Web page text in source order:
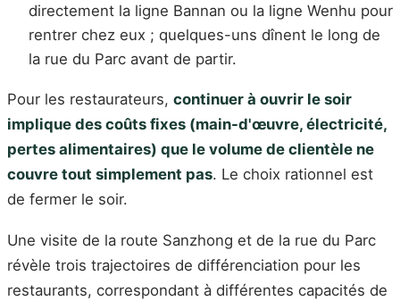
directement la ligne Bannan ou la ligne Wenhu pour
rentrer chez eux ; quelques-uns dînent le long de
la rue du Parc avant de partir.
Pour les restaurateurs, continuer à ouvrir le soir
implique des coûts fixes (main-d'œuvre, électricité,
pertes alimentaires) que le volume de clientèle ne
couvre tout simplement pas. Le choix rationnel est
de fermer le soir.
Une visite de la route Sanzhong et de la rue du Parc
révèle trois trajectoires de différenciation pour les
restaurants, correspondant à différentes capacités de